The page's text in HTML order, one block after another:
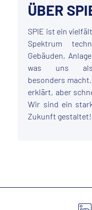
ÜBER
SPIE ist ein
Spektrum
Gebäuden,
was uns als
besonders
erklärt, aber
Wir sind ein
Zukunft gestaltet!